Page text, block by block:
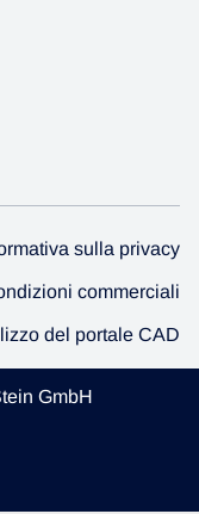
sulla privacy
commerciali
del portale CAD
GmbH